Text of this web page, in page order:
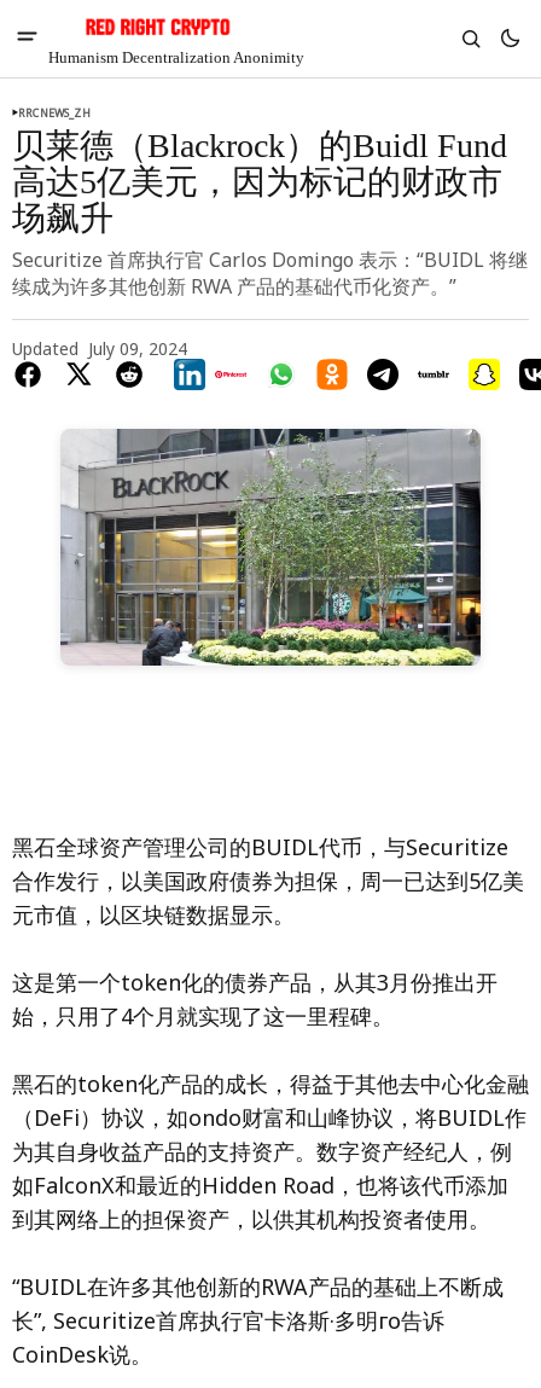
Humanism Decentralization Anonimity
Chia
$1.40
-8.54%
RRCNEWS_ZH
贝莱德（Blackrock）的Buidl Fund
高达5亿美元，因为标记的财政市
场飙升
Securitize 首席执行官 Carlos Domingo 表示：“BUIDL 将继
续成为许多其他创新 RWA 产品的基础代币化资产。”
Updated July 09, 2024
黑石全球资产管理公司的BUIDL代币，与Securitize
合作发行，以美国政府债券为担保，周一已达到5亿美
元市值，以区块链数据显示。
这是第一个token化的债券产品，从其3月份推出开
始，只用了4个月就实现了这一里程碑。
黑石的token化产品的成长，得益于其他去中心化金融
（DeFi）协议，如ondo财富和山峰协议，将BUIDL作
为其自身收益产品的支持资产。数字资产经纪人，例
如FalconX和最近的Hidden Road，也将该代币添加
到其网络上的担保资产，以供其机构投资者使用。
“BUIDL在许多其他创新的RWA产品的基础上不断成
长”, Securitize首席执行官卡洛斯·多明го告诉
CoinDesk说。